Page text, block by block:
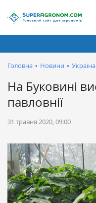
Головна • Новини • Україна
На Буковині
павловнії
31 травня 2020, 09:00